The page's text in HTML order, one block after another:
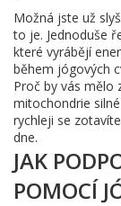
Možná jste už
to je. Jednoduše
které vyrábějí
během jógových
Proč by vás mělo
mitochondrie
rychleji se
dne.
JAK
POMOCÍ